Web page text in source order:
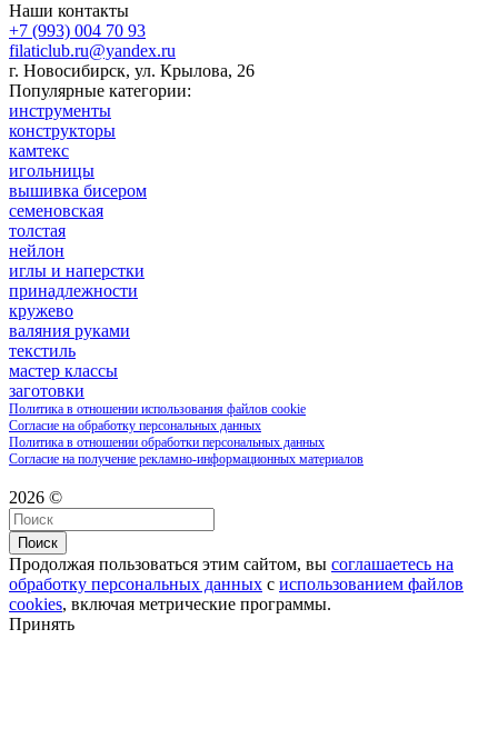
Наши контакты
+7 (993) 004 70 93
filaticlub.ru@yandex.ru
г. Новосибирск, ул. Крылова, 26
Популярные категории:
инструменты
конструкторы
камтекс
игольницы
вышивка бисером
семеновская
толстая
нейлон
иглы и наперстки
принадлежности
кружево
валяния руками
текстиль
мастер классы
заготовки
Политика в отношении использования файлов cookie
Согласие на обработку персональных данных
Политика в отношении обработки персональных данных
Согласие на получение рекламно-информационных материалов
2026 ©
Поиск
Продолжая пользоваться этим сайтом, вы соглашаетесь на
обработку персональных данных с использованием файлов
cookies, включая метрические программы.
Принять